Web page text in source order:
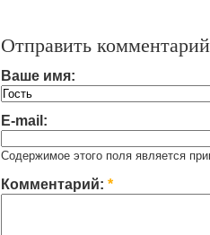
Отправить комментарий
Ваше имя:
E-mail:
Содержимое этого поля является
Комментарий: *